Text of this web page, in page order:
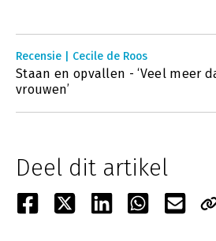
Recensie | Cecile de Roos
Staan en opvallen - ‘Veel meer
vrouwen’
Deel dit artikel